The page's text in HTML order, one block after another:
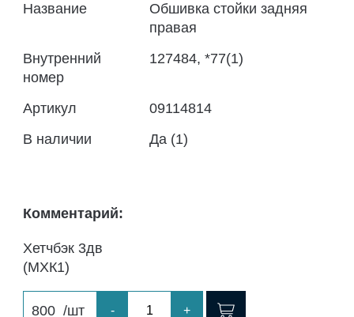
Название
Обшивка стойки задняя
правая
Внутренний
номер
127484, *77(1)
Артикул
09114814
В наличии
Да (1)
Комментарий:
Хетчбэк 3дв
(МХК1)
800 /шт - +